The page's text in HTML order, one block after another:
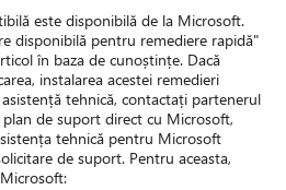
este disponibilă de la Microsoft.
disponibilă pentru remediere rapidă"
în baza de cunoștințe. Dacă
instalarea acestei remedieri
tehnică, contactați partenerul
de suport direct cu Microsoft,
tehnică pentru Microsoft
de suport. Pentru aceasta,